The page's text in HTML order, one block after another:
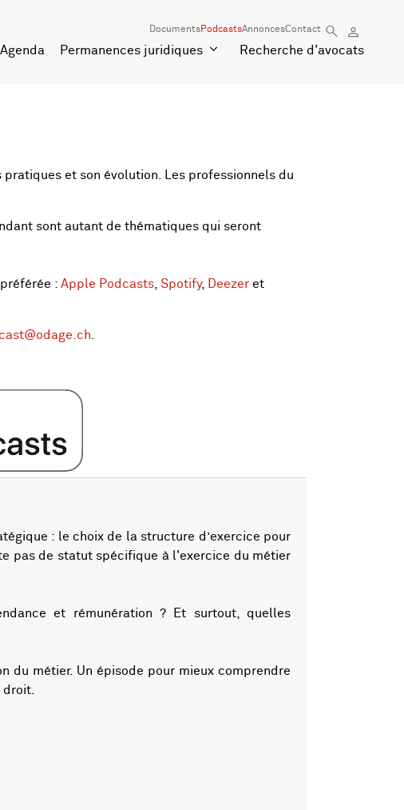
DocumentsPodcastsAnnoncesContact
Agenda Permanences juridiques Recherche d'avocats
et son évolution. Les professionnels du
sont autant de thématiques qui seront
: Apple Podcasts Spotify, Deezer et
: le choix de la structure d’exercice pour
pas de statut spécifique à l'exercice du métier
et rémunération ? Et surtout, quelles
du métier. Un épisode pour mieux comprendre